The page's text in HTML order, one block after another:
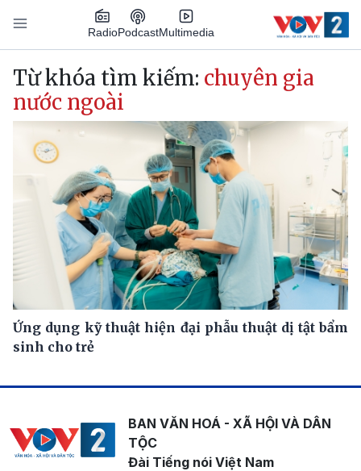
Nhảy đến nội dung
RadioPodcastMultimedia
Main navigation
Từ khóa tìm kiếm: chuyên gia
nước ngoài
Ứng dụng kỹ thuật hiện đại phẫu thuật dị tật bẩm
sinh cho trẻ
BAN VĂN HOÁ - XÃ HỘI VÀ DÂN
TỘC
Đài Tiếng nói Việt Nam